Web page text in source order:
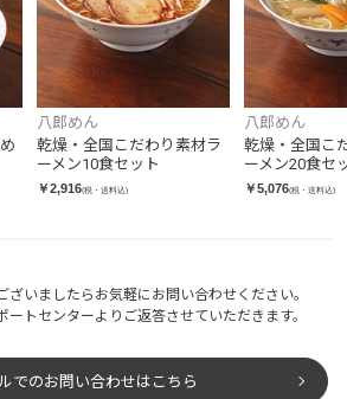
八郎めん
乾燥・全国こだわり素材ラ
ーメン10食セット
￥2,916(税・送料込)
八郎めん
乾燥・全国こ
ーメン20食セ
￥5,076(税・送料込)
ざいましたらお気軽にお問い合わせください。
ートセンターよりご返答させていただきます。
でのお問い合わせはこちら